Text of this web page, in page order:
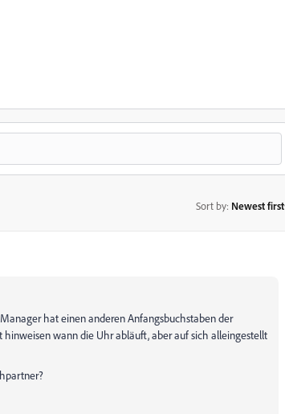
Sort by: Newest first
hat einen anderen Anfangsbuchstaben der
wann die Uhr abläuft, aber auf sich alleingestellt